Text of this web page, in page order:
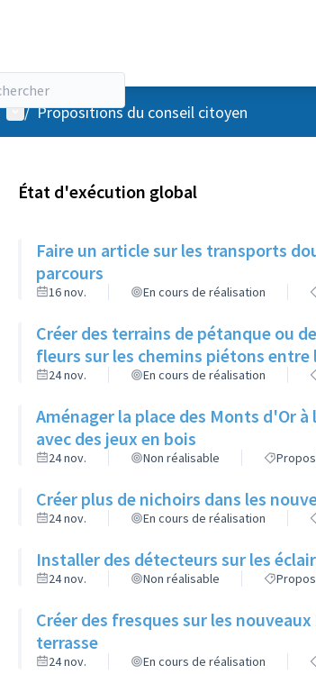
Menu utilisateur
/ Propositions du conseil citoyen
État d'exécution global
Faire un article sur les transports
parcours
16 nov. En cours de réalisation
Créer des terrains de pétanque ou
fleurs sur les chemins piétons entre
24 nov. En cours de réalisation
Aménager la place des Monts d'Or
avec des jeux en bois
24 nov. Non réalisable
Créer plus de nichoirs dans les
24 nov. En cours de réalisation
Installer des détecteurs sur les
24 nov. Non réalisable
Créer des fresques sur les
terrasse
24 nov. En cours de réalisation